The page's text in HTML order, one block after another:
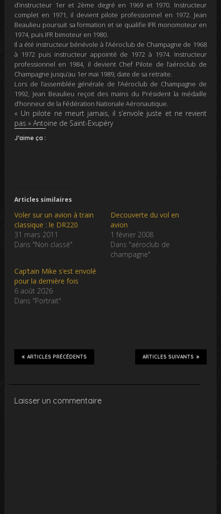
d’instructeur 1er et 2ème degré en 1969 et 1970. Instructeur
complet en 1971, il devient pilote professionnel en 1972. Jean
Beaulieu poursuit sa formation et se qualifie IFR monomoteur en
1974, puis IFR bimoteur en 1980.
Il a été instructeur bénévole à l’Aéroclub de Champagne de 1968
à 1972 puis instructeur appointé de 1972 à 1974. Instructeur
professionnel en 1984, il devient Chef Pilote de l’aéroclub de
Champagne jusqu’au 1er mai 1989, date de sa retraite.
Lors de l’assemblée générale de l’Aéroclub de Champagne de
1992, Jean Beaulieu reçoit des mains du Président la médaille
d’honneur de la Fédération Nationale Aéronautique.
« Un pilote ne meurtjamais, il s’envole juste et ne revient
pas »Antoine de Saint-Exupéry
J’aime ça :
Articles similaires
Voler sur un avion à train
classique : le DR220
31 mars 2011
Dans "Non classé"
Decouverte du vol en
avion
1 février 2008
Dans "aéroclub de
champagne"
Cap’tain Mike s’est envolé
pour la dernière fois
6 août 2026
Dans "Portrait"
ARTICLES SUIVANTS
ARTICLES PRÉCÉDENTS
Laisser un commentaire